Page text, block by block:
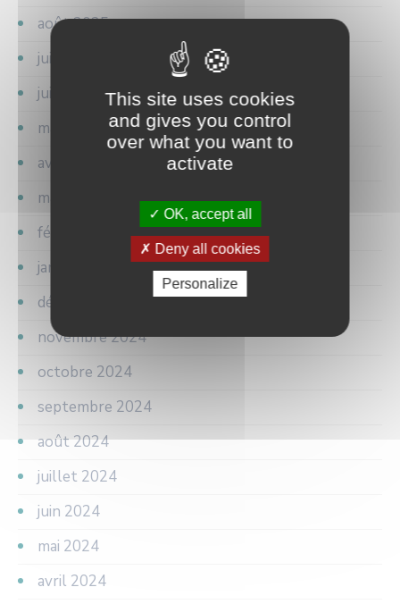
août 2025
juillet 2025
juin 2025
mai 2025
avril 2025
mars 2025
février 2025
janvier 2025
décembre 2024
novembre 2024
octobre 2024
septembre 2024
août 2024
juillet 2024
juin 2024
mai 2024
avril 2024
This site uses cookies
and gives you control
over what you want to
activate
OK, accept all
Deny all cookies
Personalize